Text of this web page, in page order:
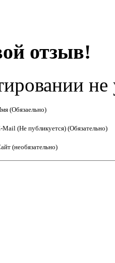
отзыв!
не
(Обязаельно)
Mail (Не публикуется) (Обязательно)
(необязательно)